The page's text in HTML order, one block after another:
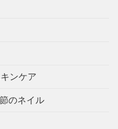
ンケア
のネイル